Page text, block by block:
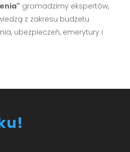
gromadzimy ekspertów,
z zakresu budżetu
ubezpieczeń, emerytury i